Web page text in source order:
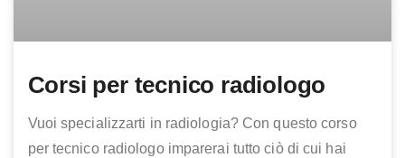
Corsi per tecnico radiologo
Vuoi specializzarti in radiologia? Con questo corso
per tecnico radiologo imparerai tutto ciò di cui hai